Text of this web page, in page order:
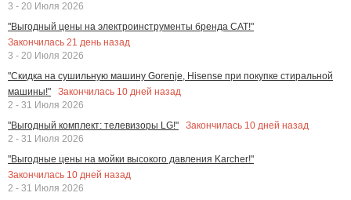
3 - 20 Июля 2026
"Выгодный цены на электроинструменты бренда CAT!"
Закончилась 21 день назад
3 - 20 Июля 2026
"Скидка на сушильную машину Gorenje, Hisense при покупке стиральной
машины!"
Закончилась 10 дней назад
2 - 31 Июля 2026
"Выгодный комплект: телевизоры LG!"
Закончилась 10 дней назад
2 - 31 Июля 2026
"Выгодные цены на мойки высокого давления Karcher!"
Закончилась 10 дней назад
2 - 31 Июля 2026